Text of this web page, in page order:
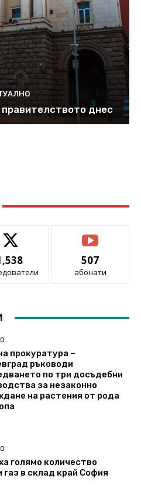
днес
507
абонати
прокуратура –
ръководи
по три досъдебни
за незаконно
на растения от рода
голямо количество
газ в склад край София